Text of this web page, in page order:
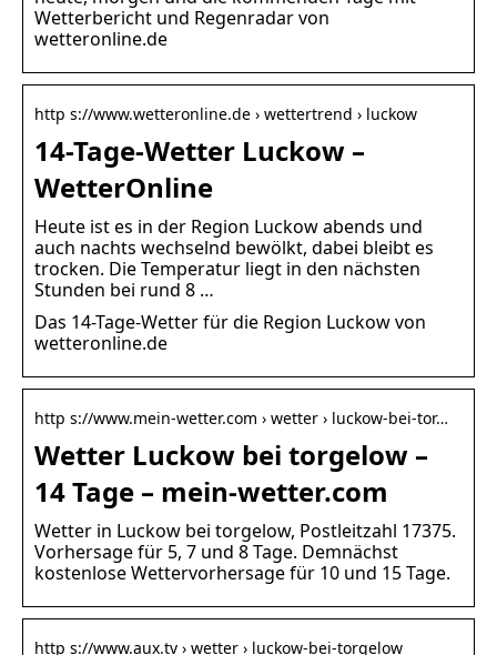
Wetterbericht und Regenradar von
wetteronline.de
http s://www.wetteronline.de › wettertrend › luckow
14-Tage-Wetter Luckow –
WetterOnline
Heute ist es in der Region Luckow abends und
auch nachts wechselnd bewölkt, dabei bleibt es
trocken. Die Temperatur liegt in den nächsten
Stunden bei rund 8 …
Das 14-Tage-Wetter für die Region Luckow von
wetteronline.de
http s://www.mein-wetter.com › wetter › luckow-bei-tor…
Wetter Luckow bei torgelow –
14 Tage – mein-wetter.com
Wetter in Luckow bei torgelow, Postleitzahl 17375.
Vorhersage für 5, 7 und 8 Tage. Demnächst
kostenlose Wettervorhersage für 10 und 15 Tage.
http s://www.aux.tv › wetter › luckow-bei-torgelow